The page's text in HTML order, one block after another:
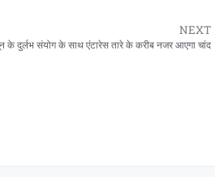
NEXT
दुर्लभ संयोग के साथ एंटारेस तारे के करीब नजर आएगा चांद